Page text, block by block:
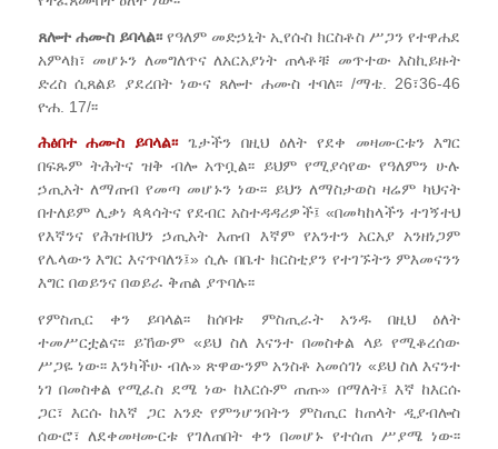
ጸሎተ ሐሙስ ይባላል፡፡የዓለም መድኃኒት ኢየሱስ ክርስቶስ ሥጋን የተዋሐደ
አምላክ፣ መሆኑን ለመግለጥና ለአርአያነት ጠላቶቹ መጥተው እስኪይዙት
ድረስ ሲጸልይ ያደረበት ነውና ጸሎተ ሐሙስ ተባለ፡፡ /ማቴ. 26፣36-46
ዮሐ. 17/፡፡
ሕፅበተ ሐሙስ ይባላል፡፡ጌታችን በዚህ ዕለት የደቀ መዛሙርቱን እግር
በፍጹም ትሕትና ዝቅ ብሎ አጥቧል፡፡ ይህም የሚያሳየው የዓለምን ሁሉ
ኃጢአት ለማጠብ የመጣ መሆኑን ነው፡፡ ይህን ለማስታወስ ዛሬም ካህናት
በተለይም ሊቃነ ጳጳሳትና የደብር አስተዳዳሪዎች፤ «በመካከላችን ተገኝተህ
የእኛንና የሕዝብህን ኃጢአት እጠብ እኛም የአንተን አርአያ አንዘነጋም
የሌላውን እግር እናጥባለን፤» ሲሉ በቤተ ክርስቲያን የተገኙትን ምእመናንን
እግር በወይንና በወይራ ቅጠል ያጥባሉ፡፡
የምስጢር ቀን ይባላል፡፡ ከሰባቱ ምስጢራት አንዱ በዚህ ዕለት
ተመሥርቷልና፡፡ ይኸውም «ይህ ስለ እናንተ በመስቀል ላይ የሚቆረሰው
ሥጋዬ ነው፡፡ እንካችሁ ብሉ» ጽዋውንም አንስቶ አመሰገነ «ይህ ስለ እናንተ
ነገ በመስቀል የሚፈስ ደሜ ነው ከእርሱም ጠጡ» በማለት፤ እኛ ከእርሱ
ጋር፣ እርሱ ከእኛ ጋር አንድ የምንሆንበትን ምስጢር ከጠላት ዲያብሎስ
ሰውሮ፣ ለደቀመዛሙርቱ የገለጠበት ቀን በመሆኑ የተሰጠ ሥያሜ ነው፡፡